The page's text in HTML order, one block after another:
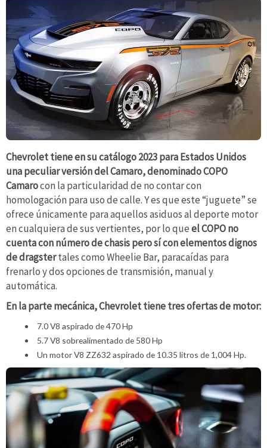
Chevrolet tiene en su catálogo 2023 para Estados Unidos
una peculiar versión del Camaro, denominado COPO
Camarocon la particularidad de no contar con
homologación para uso de calle. Y es que este “juguete” se
ofrece únicamente para aquellos asiduos al deporte motor
en cualquiera de sus vertientes, por lo queel COPO no
cuenta con número de chasis pero sí con elementos dignos
de dragstertales como Wheelie Bar, paracaídas para
frenarlo y dos opciones de transmisión, manual y
automática.
En la parte mecánica, Chevrolet tiene tres ofertas de motor:
7.0 V8 aspirado de 470 Hp
5.7 V8 sobrealimentado de 580 Hp
Un motor V8 ZZ632 aspirado de 10.35 litros de 1,004 Hp.